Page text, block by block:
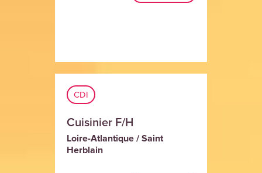
CDI
Cuisinier F/H
Loire-Atlantique / Saint
Herblain